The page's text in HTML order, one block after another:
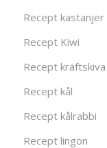
Recept kastanjer
Recept Kiwi
Recept kräftskiva
Recept kål
Recept kålrabbi
Recept lingon